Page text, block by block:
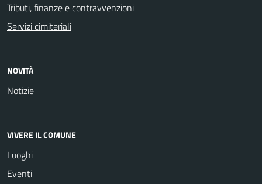
Tributi, finanze e contravvenzioni
Servizi cimiteriali
NOVITÀ
Notizie
VIVERE IL COMUNE
Luoghi
Eventi